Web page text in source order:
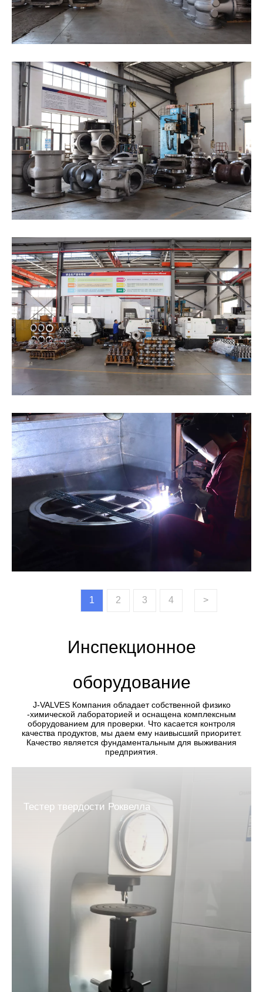
1 2 3 4 >
Инспекционное
оборудование
J-VALVES Компания обладает собственной физико
-химической лабораторией и оснащена комплексным
оборудованием для проверки. Что касается контроля
качества продуктов, мы даем ему наивысший приоритет.
Качество является фундаментальным для выживания
предприятия.
Тестер твердости Роквелла